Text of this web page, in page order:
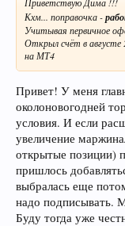
Кхм... поправочка -
Учитывая первичное
Открыл счёт в августе
на МТ4
Привет! У меня
околоновогодней
условия. И если
увеличение
открытые позиции)
пришлось
выбралась еще
надо подписывать.
Буду тогда уже